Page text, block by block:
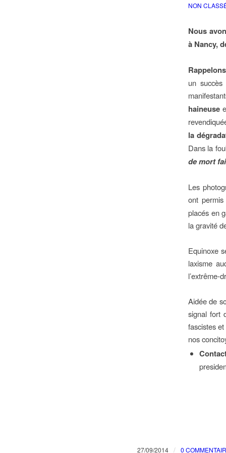
NON
Nous
à Nancy,
un
haineuse
la
Dans la
de mort
Les
ont permis
placés en
la gravité
Equinoxe
laxisme
l’extrême-
Aidée de
signal fort
fascistes
nos
27/09/2014 / 0